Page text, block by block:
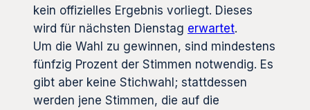
kein offizielles Ergebnis vorliegt. Dieses
wird für nächsten Dienstag erwartet.
Um die Wahl zu gewinnen, sind mindestens
fünfzig Prozent der Stimmen notwendig. Es
gibt aber keine Stichwahl; stattdessen
werden jene Stimmen, die auf die